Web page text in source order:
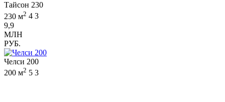
Тайсон 230
230 м2 4 3
9,9
МЛН
РУБ.
Челси 200
200 м2 5 3